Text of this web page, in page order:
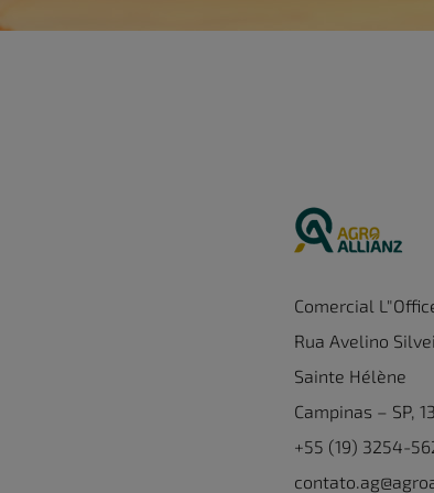
Comercial
Rua Avelino
Sainte Hélène
Campinas – SP,
+55 (19) 3254-